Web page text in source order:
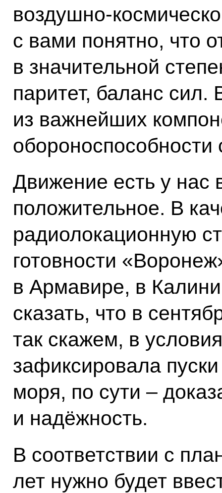
воздушно-
с вами понятно, что
в значительной
паритет, баланс
из важнейших
обороноспособности
Движение есть у нас
положительное. В
радиолокационную
готовности
в Армавире, в
сказать, что в
так скажем, в
зафиксировала
моря, по сути –
и надёжность.
В соответствии с
лет нужно будет